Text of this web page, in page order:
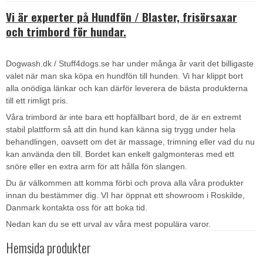
Vi är experter på Hundfön / Blaster, frisörsaxar
och trimbord för hundar.
Dogwash.dk / Stuff4dogs.se har under många år varit det billigaste
valet när man ska köpa en hundfön till hunden. Vi har klippt bort
alla onödiga länkar och kan därför leverera de bästa produkterna
till ett rimligt pris.
Våra trimbord är inte bara ett hopfällbart bord, de är en extremt
stabil plattform så att din hund kan känna sig trygg under hela
behandlingen, oavsett om det är massage, trimning eller vad du nu
kan använda den till. Bordet kan enkelt galgmonteras med ett
snöre eller en extra arm för att hålla fön slangen.
Du är välkommen att komma förbi och prova alla våra produkter
innan du bestämmer dig. VI har öppnat ett showroom i Roskilde,
Danmark kontakta oss för att boka tid.
Nedan kan du se ett urval av våra mest populära varor.
Hemsida produkter